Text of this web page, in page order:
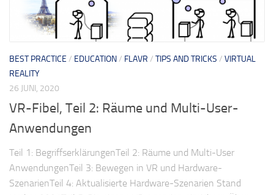
BEST PRACTICE / EDUCATION/ FLAVR / TIPS AND TRICKS / VIRTUAL
REALITY
26 JUNI, 2020
VR-Fibel, Teil 2: Räume und Multi-User-
Anwendungen
Teil 1: BegriffserklärungenTeil 2: Räume und Multi-User
AnwendungenTeil 3: Bewegen in VR und Hardware-
SzenarienTeil 4: Aktualisierte Hardware-Szenarien Stand